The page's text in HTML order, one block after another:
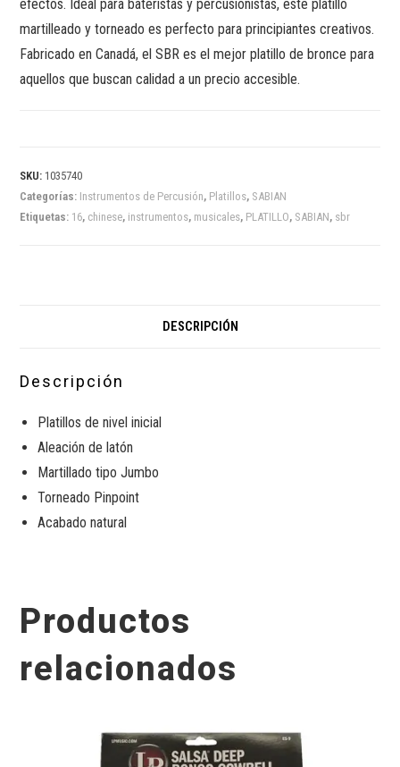
efectos. Ideal para bateristas y percusionistas, este platillo
martilleado y torneado es perfecto para principiantes creativos.
Fabricado en Canadá, el SBR es el mejor platillo de bronce para
aquellos que buscan calidad a un precio accesible.
SKU: 1035740
Categorías: Instrumentos de Percusión, Platillos, SABIAN
Etiquetas: 16, chinese, instrumentos, musicales, PLATILLO, SABIAN, sbr
DESCRIPCIÓN
Descripción
Platillos de nivel inicial
Aleación de latón
Martillado tipo Jumbo
Torneado Pinpoint
Acabado natural
Productos
relacionados